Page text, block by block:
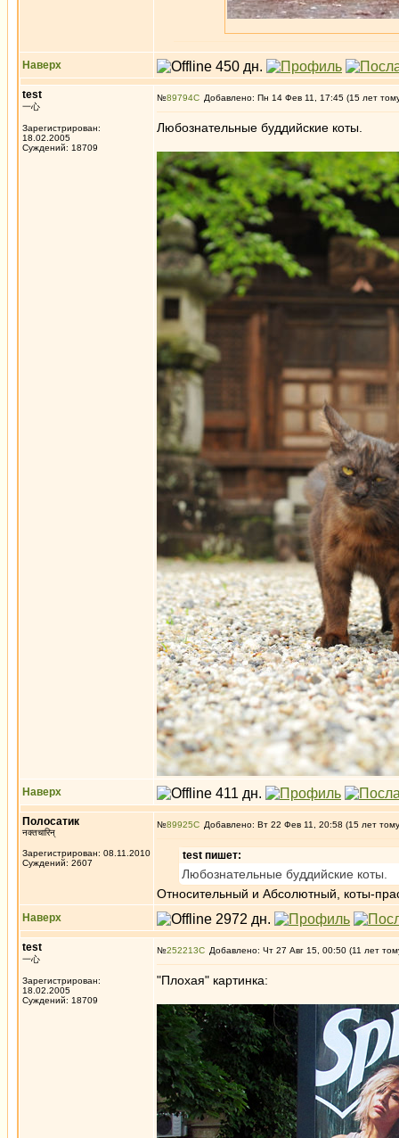
Наверх
test
一心
Зарегистрирован:
18.02.2005
Суждений: 18709
№89794 Добавлено: Пн 14 Фев 11, 17:45 (15 лет
Любознательные буддийские коты.
Наверх
Полосатик
नक्तचारिन्
Зарегистрирован: 08.11.2010
Суждений: 2607
№89925 Добавлено: Вт 22 Фев 11, 20:58 (15 лет
test пишет:
Любознательные буддийские коты.
Относительный и Абсолютный, коты-
Наверх
test
一心
Зарегистрирован:
18.02.2005
Суждений: 18709
№252213 Добавлено: Чт 27 Авг 15, 00:50 (11 лет
"Плохая" картинка: